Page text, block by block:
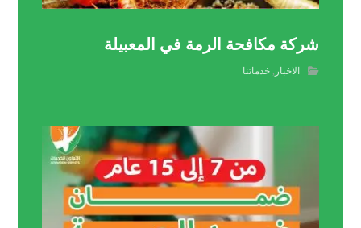
شركة مكافحة الرمة في المعبيلة
الاخبار ,خدماتنا